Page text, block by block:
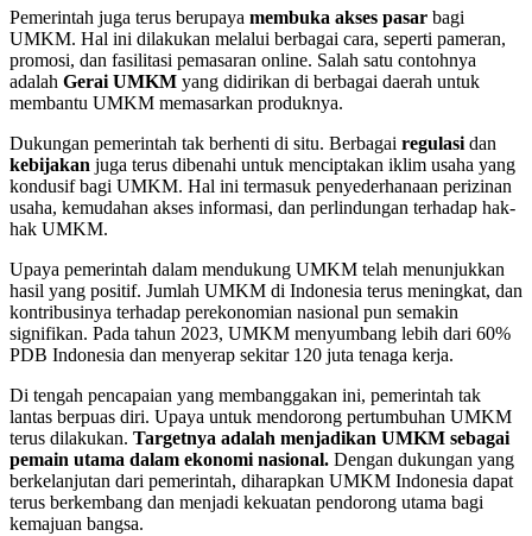
Pemerintah juga terus berupaya membuka akses pasar bagi
UMKM. Hal ini dilakukan melalui berbagai cara, seperti pameran,
promosi, dan fasilitasi pemasaran online. Salah satu contohnya
adalah Gerai UMKM yang didirikan di berbagai daerah untuk
membantu UMKM memasarkan produknya.
Dukungan pemerintah tak berhenti di situ. Berbagai regulasi dan
kebijakan juga terus dibenahi untuk menciptakan iklim usaha yang
kondusif bagi UMKM. Hal ini termasuk penyederhanaan perizinan
usaha, kemudahan akses informasi, dan perlindungan terhadap hak-
hak UMKM.
Upaya pemerintah dalam mendukung UMKM telah menunjukkan
hasil yang positif. Jumlah UMKM di Indonesia terus meningkat, dan
kontribusinya terhadap perekonomian nasional pun semakin
signifikan. Pada tahun 2023, UMKM menyumbang lebih dari 60%
PDB Indonesia dan menyerap sekitar 120 juta tenaga kerja.
Di tengah pencapaian yang membanggakan ini, pemerintah tak
lantas berpuas diri. Upaya untuk mendorong pertumbuhan UMKM
terus dilakukan. Targetnya adalah menjadikan UMKM sebagai
pemain utama dalam ekonomi nasional. Dengan dukungan yang
berkelanjutan dari pemerintah, diharapkan UMKM Indonesia dapat
terus berkembang dan menjadi kekuatan pendorong utama bagi
kemajuan bangsa.